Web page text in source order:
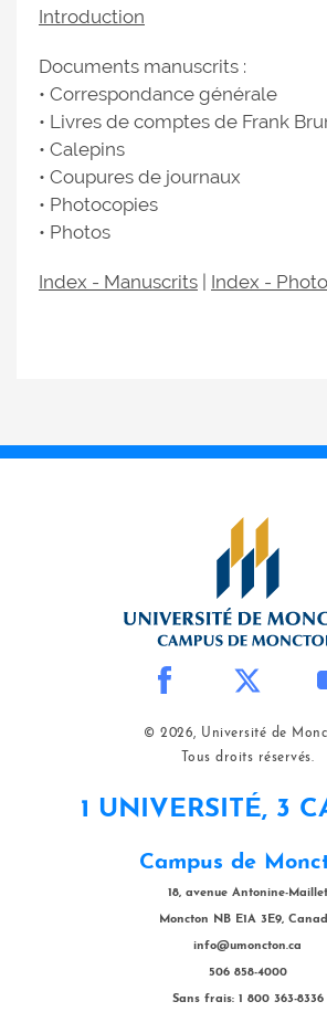
Introduction
Documents manuscrits :
• Correspondance générale
• Livres de comptes de Frank
• Calepins
• Coupures de journaux
• Photocopies
• Photos
Index - Manuscrits Index -
© 2026, Université de
Tous droits réservés.
1 UNIVERSITÉ, 3
Campus de
18, avenue Antonine-Maillet
Moncton NB E1A 3E9,
info@umoncton.ca
506 858-4000
Sans frais: 1 800 363-8336